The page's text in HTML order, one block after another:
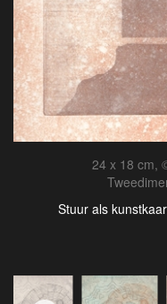
24 x 18 cm,
Stuur als